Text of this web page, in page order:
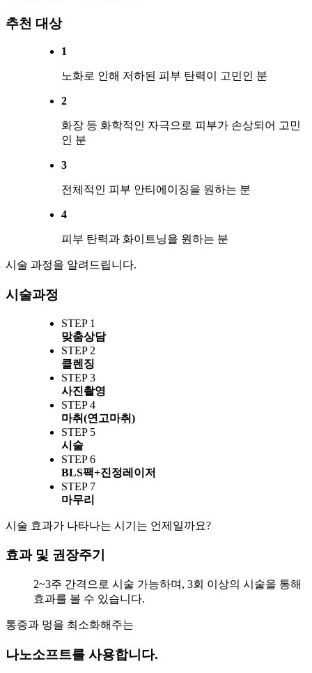
추천 대상
1
노화로 인해 저하된 피부 탄력이 고민인 분
2
화장 등 화학적인 자극으로 피부가 손상되어 고민
인 분
3
전체적인 피부 안티에이징을 원하는 분
4
피부 탄력과 화이트닝을 원하는 분
시술 과정을 알려드립니다.
시술과정
STEP 1
맞춤상담
STEP 2
클렌징
STEP 3
사진촬영
STEP 4
마취(연고마취)
STEP 5
시술
STEP 6
BLS팩+진정레이저
STEP 7
마무리
시술 효과가 나타나는 시기는 언제일까요?
효과 및 권장주기
2~3주 간격으로 시술 가능하며, 3회 이상의 시술을 통해
효과를 볼 수 있습니다.
통증과 멍을 최소화해주는
나노소프트를 사용합니다.